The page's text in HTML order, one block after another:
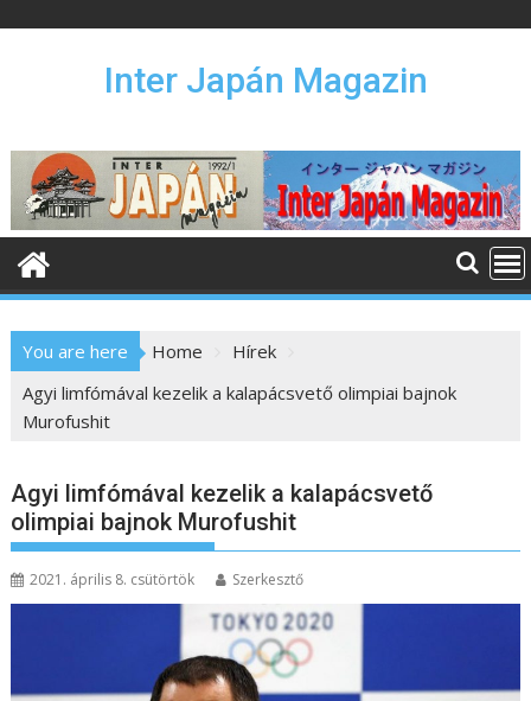
n
e
Inter Japán Magazin
You are here Home
Hírek
Agyi limfómával kezelik a kalapácsvető olimpiai bajnok
Murofushit
Agyi limfómával kezelik a kalapácsvető
olimpiai bajnok Murofushit
2021. április 8. csütörtök Szerkesztő